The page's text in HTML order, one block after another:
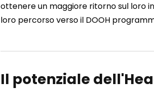
ottenere un maggiore ritorno sul loro
loro percorso verso il DOOH
Il potenziale